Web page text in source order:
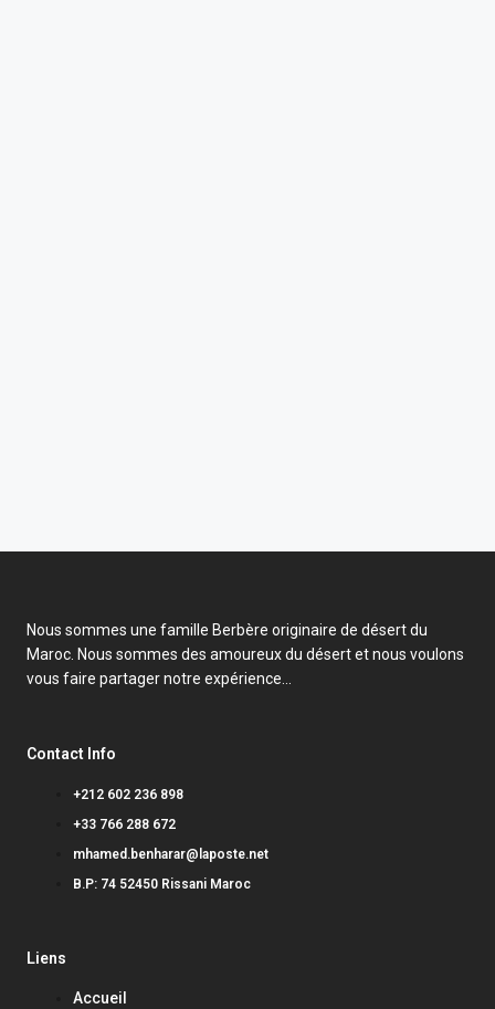
Nous sommes une famille Berbère originaire de désert du
Maroc. Nous sommes des amoureux du désert et nous voulons
vous faire partager notre expérience…
Contact Info
+212 602 236 898
+33 766 288 672
mhamed.benharar@laposte.net
B.P: 74 52450 Rissani Maroc
Liens
Accueil